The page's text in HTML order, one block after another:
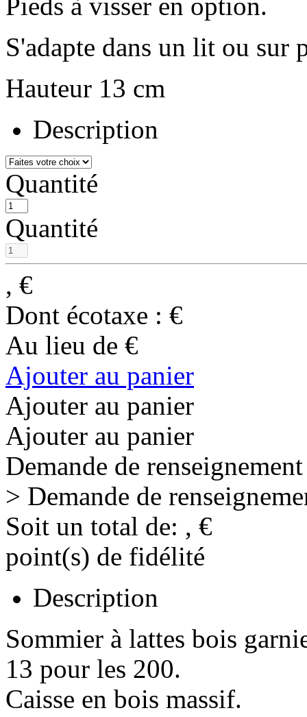
Pieds à visser en option.
S'adapte dans un lit ou sur
Hauteur 13 cm
Description
Quantité
Quantité
, €
Dont écotaxe : €
Au lieu de €
Ajouter au panier
Ajouter au panier
Ajouter au panier
Demande de renseignement
> Demande de
Soit un total de: , €
point(s) de fidélité
Description
Sommier à lattes bois
13 pour les 200.
Caisse en bois massif.